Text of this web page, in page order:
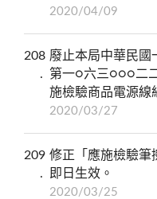
2020/04/09
208 廢止本局中華民國
第一○六三○○○二
施檢驗商品電源線
2020/03/27
209 修正「應施檢驗筆
即日生效。
2020/03/25